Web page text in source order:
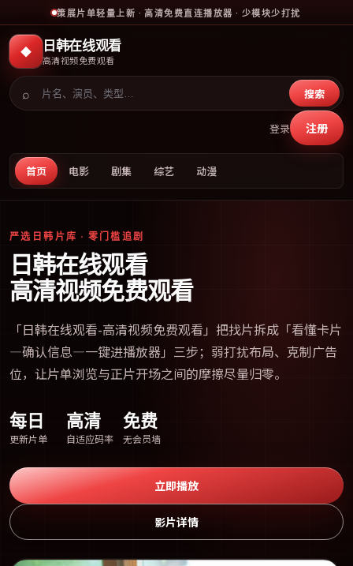
策展片单轻量上新 · 高清免费直连播放器 · 少模块少打扰
◆ 日韩在线观看
高清视频免费观看
首页 电影 剧集 综艺 动漫
⌕ 搜索
登录 注册
严选日韩片库 · 零门槛追剧
日韩在线观看
高清视频免费观看
「日韩在线观看-高清视频免费观看 」把找片拆成「看懂卡片
—确认信息—一键进播放器」三步；弱打扰布局、克制广告
位，让片单浏览与正片开场之间的摩擦尽量归零。
每日
更新片单
高清
自适应码率
免费
无会员墙
立即播放
影片详情